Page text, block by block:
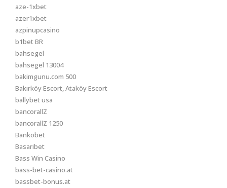
aze-1xbet
azer1xbet
azpinupcasino
b1bet BR
bahsegel
bahsegel 13004
bakimgunu.com 500
Bakırköy Escort, Ataköy Escort
ballybet usa
bancorallZ
bancorallZ 1250
Bankobet
Basaribet
Bass Win Casino
bass-bet-casino.at
bassbet-bonus.at